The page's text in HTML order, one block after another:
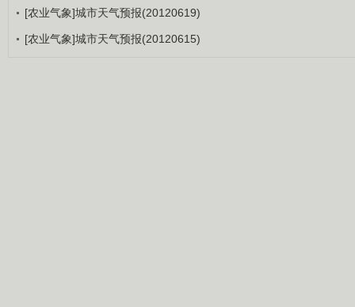
[农业气象]城市天气预报(20120619)
[农业气象]城市天气预报(20120615)